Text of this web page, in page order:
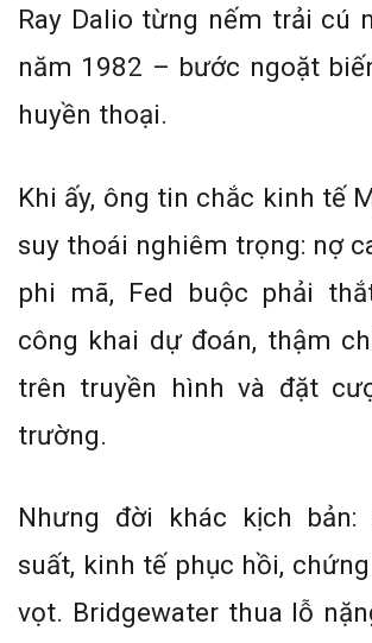
Ray Dalio từng nếm trải cú
năm 1982 – bước ngoặt
huyền thoại.
Khi ấy, ông tin chắc kinh tế
suy thoái nghiêm trọng: nợ
phi mã, Fed buộc phải
công khai dự đoán, thậm
trên truyền hình và đặt
trường.
Nhưng đời khác kịch bản:
suất, kinh tế phục hồi,
vọt. Bridgewater thua lỗ